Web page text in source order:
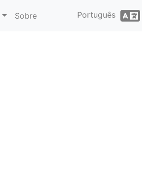
Sobre Português